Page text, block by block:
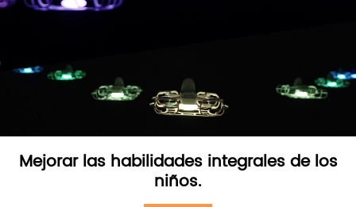
Mejorar las habilidades integrales de los
niños.